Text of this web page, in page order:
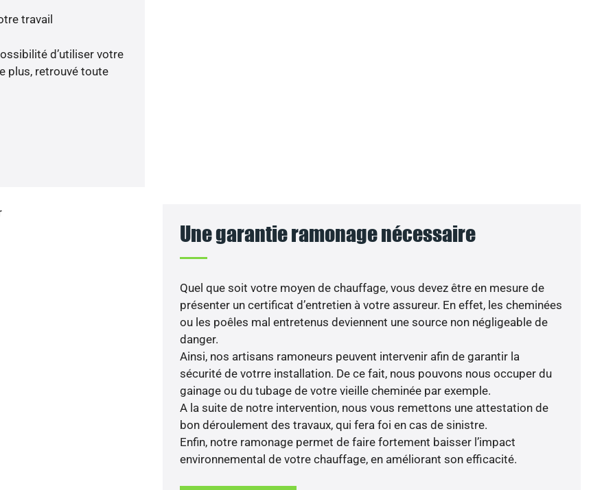
travail
d’utiliser votre
plus, retrouvé toute
Une garantie ramonage nécessaire
Quel que soit votre moyen de chauffage, vous devez être en mesure de
présenter un certificat d’entretien à votre assureur. En effet, les cheminées
ou les poêles mal entretenus deviennent une source non négligeable de
danger.
Ainsi, nos artisans ramoneurs peuvent intervenir afin de garantir la
sécurité de votrre installation. De ce fait, nous pouvons nous occuper du
gainage ou du tubage de votre vieille cheminée par exemple.
A la suite de notre intervention, nous vous remettons une attestation de
bon déroulement des travaux, qui fera foi en cas de sinistre.
Enfin, notre ramonage permet de faire fortement baisser l’impact
environnemental de votre chauffage, en améliorant son efficacité.